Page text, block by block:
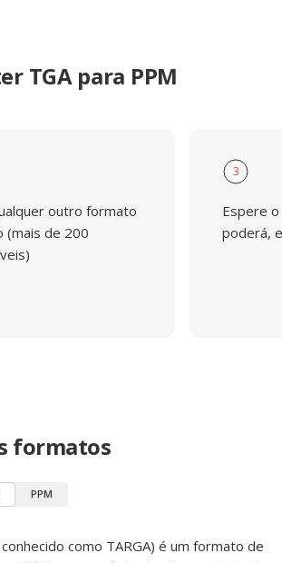
TGA para PPM
outro formato
(mais de 200
3
Espere
poderá,
formatos
PPM
como TARGA) é um formato de